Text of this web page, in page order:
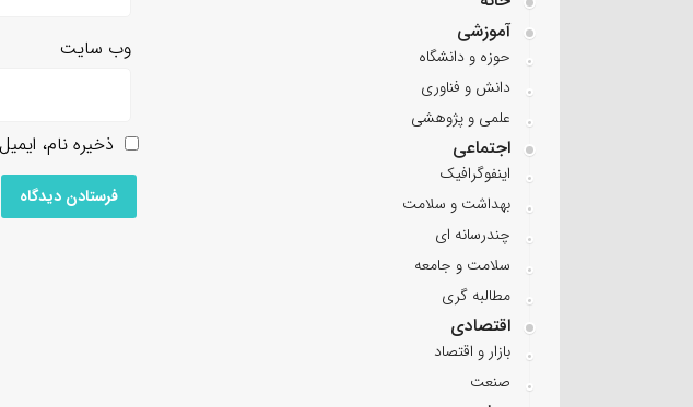
وب‌ سایت
ذخیره نام،
آموزشی
حوزه و دانشگاه
دانش و فناوری
علمی و پژوهشی
اجتماعی
اینفوگرافیک
بهداشت و سلامت
چندرسانه ای
سلامت و جامعه
مطالبه گری
اقتصادی
بازار و اقتصاد
صنعت